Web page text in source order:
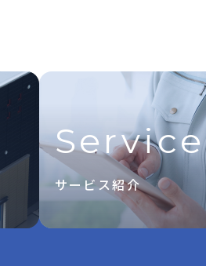
Service
サービス紹介